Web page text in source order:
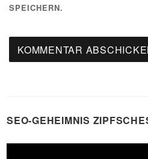
SPEICHERN.
SEO-GEHEIMNIS